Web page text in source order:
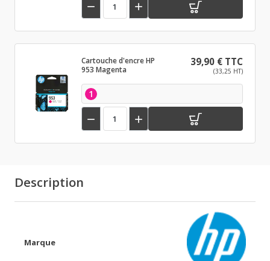
 
Cartouche d'encre HP
953 Magenta
39,90 € TTC
(33,25 HT)
1
 
Description
Marque